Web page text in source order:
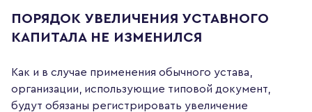
ПОРЯДОК УВЕЛИЧЕНИЯ УСТАВНОГО
КАПИТАЛА НЕ ИЗМЕНИЛСЯ
Как и в случае применения обычного устава,
организации, использующие типовой документ,
будут обязаны регистрировать увеличение